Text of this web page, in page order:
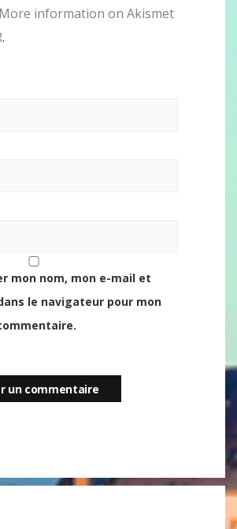
More information on Akismet
.
mon nom, mon e-mail et
le navigateur pour mon